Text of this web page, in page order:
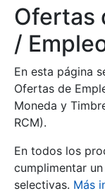
Mostrar/Ocultar
Mostrar/Ocultar
Ofertas
/
En esta página
Ofertas de
Moneda y
RCM).
En todos los
cumplimentar
selectivas. Más